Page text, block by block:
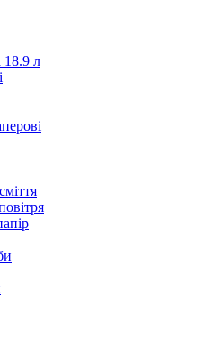
18.9 л